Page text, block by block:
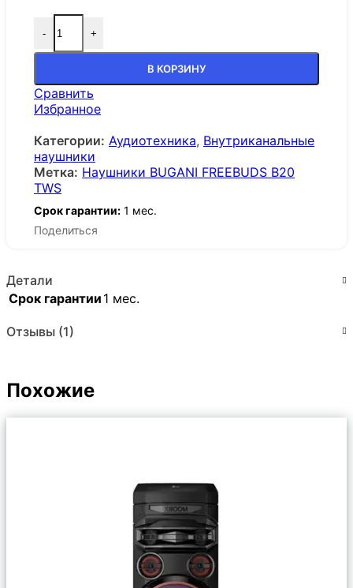
- +
В КОРЗИНУ
Сравнить
Избранное
Категории: Аудиотехника, Внутриканальные
наушники
Метка: Наушники BUGANI FREEBUDS B20
TWS
Срок гарантии: 1 мес.
Поделиться
Детали
Срок гарантии 1 мес.
Отзывы (1)
Похожие